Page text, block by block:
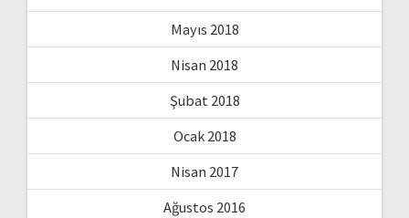
Mayıs 2018
Nisan 2018
Şubat 2018
Ocak 2018
Nisan 2017
Ağustos 2016